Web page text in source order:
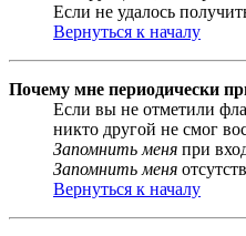
Если не удалось
Вернуться к началу
Почему мне периодически
Если вы не отметили
никто другой не смог
Запомнить меня при
Запомнить меня
Вернуться к началу